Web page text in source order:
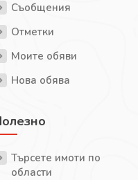
Съобщения
Отметки
Моите обяви
Нова обява
Търсете имоти по
области